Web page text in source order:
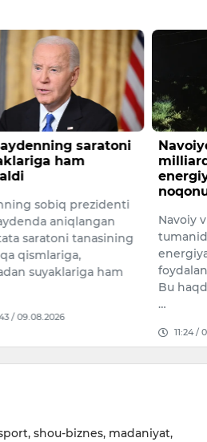
saratoni
ham
sobiq prezidenti
aniqlangan
saratoni tanasining
qismlariga,
suyaklariga ham
/ 09.08.2026
Navoiy
Bu
…
11:24 /
shou-biznes, madaniyat,